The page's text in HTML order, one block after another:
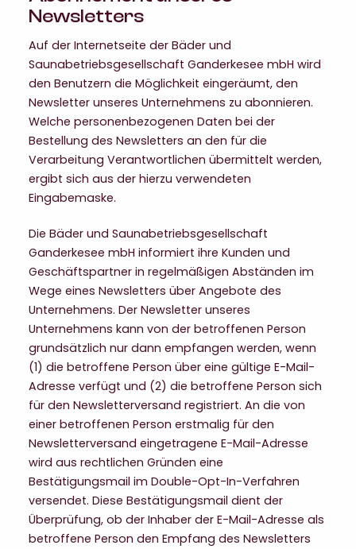
Newsletters
Auf der Internetseite der Bäder und
Saunabetriebsgesellschaft Ganderkesee mbH wird
den Benutzern die Möglichkeit eingeräumt, den
Newsletter unseres Unternehmens zu abonnieren.
Welche personenbezogenen Daten bei der
Bestellung des Newsletters an den für die
Verarbeitung Verantwortlichen übermittelt werden,
ergibt sich aus der hierzu verwendeten
Eingabemaske.
Die Bäder und Saunabetriebsgesellschaft
Ganderkesee mbH informiert ihre Kunden und
Geschäftspartner in regelmäßigen Abständen im
Wege eines Newsletters über Angebote des
Unternehmens. Der Newsletter unseres
Unternehmens kann von der betroffenen Person
grundsätzlich nur dann empfangen werden, wenn
(1) die betroffene Person über eine gültige E-Mail-
Adresse verfügt und (2) die betroffene Person sich
für den Newsletterversand registriert. An die von
einer betroffenen Person erstmalig für den
Newsletterversand eingetragene E-Mail-Adresse
wird aus rechtlichen Gründen eine
Bestätigungsmail im Double-Opt-In-Verfahren
versendet. Diese Bestätigungsmail dient der
Überprüfung, ob der Inhaber der E-Mail-Adresse als
betroffene Person den Empfang des Newsletters